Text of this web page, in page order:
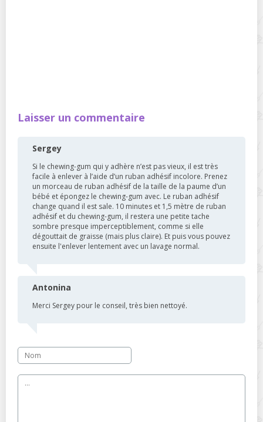
Laisser un commentaire
Sergey
Si le chewing-gum qui y adhère n’est pas vieux, il est très
facile à enlever à l’aide d’un ruban adhésif incolore. Prenez
un morceau de ruban adhésif de la taille de la paume d’un
bébé et épongez le chewing-gum avec. Le ruban adhésif
change quand il est sale. 10 minutes et 1,5 mètre de ruban
adhésif et du chewing-gum, il restera une petite tache
sombre presque imperceptiblement, comme si elle
dégouttait de graisse (mais plus claire). Et puis vous pouvez
ensuite l'enlever lentement avec un lavage normal.
Antonina
Merci Sergey pour le conseil, très bien nettoyé.